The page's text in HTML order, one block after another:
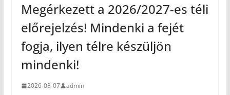
Megérkezett a 2026/2027-es téli
előrejelzés! Mindenki a fejét
fogja, ilyen télre készüljön
mindenki!
2026-08-07 admin